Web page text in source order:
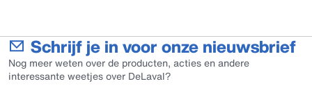
Schrijf je in voor onze nieuwsbrief
Nog meer weten over de producten, acties en andere
interessante weetjes over DeLaval?